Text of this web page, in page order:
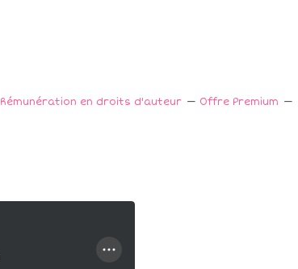
Rémunération en droits d'auteur
Offre Premium